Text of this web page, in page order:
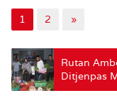
1 2 »
Rutan
Ditjenpas